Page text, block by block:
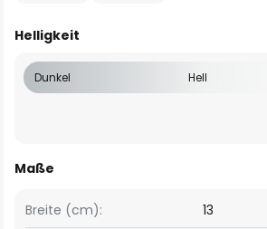
Helligkeit
Dunkel Hell
Maße
Breite (cm): 13